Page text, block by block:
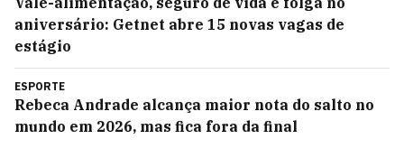
aniversário: Getnet abre 15 novas vagas de
estágio
ESPORTE
Rebeca Andrade alcança maior nota do salto no
mundo em 2026, mas fica fora da final